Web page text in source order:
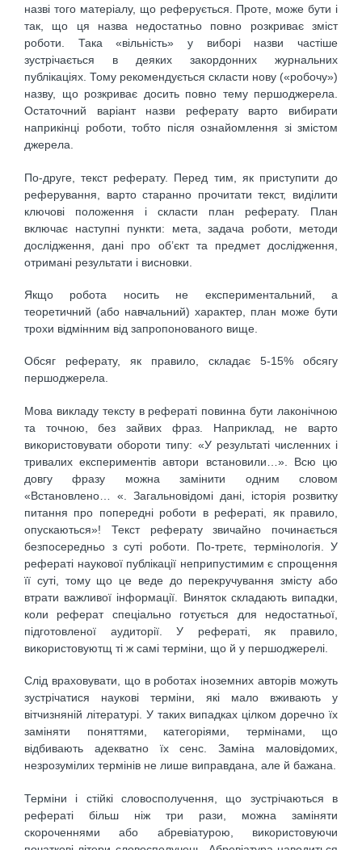
назві того матеріалу, що реферується. Проте, може бути і
так, що ця назва недостатньо повно розкриває зміст
роботи. Така «вільність» у виборі назви частіше
зустрічається в деяких закордонних журнальних
публікаціях. Тому рекомендується скласти нову («робочу»)
назву, що розкриває досить повно тему першоджерела.
Остаточний варіант назви реферату варто вибирати
наприкінці роботи, тобто після ознайомлення зі змістом
джерела.
По-друге, текст реферату. Перед тим, як приступити до
реферування, варто старанно прочитати текст, виділити
ключові положення і скласти план реферату. План
включає наступні пункти: мета, задача роботи, методи
дослідження, дані про об’єкт та предмет дослідження,
отримані результати і висновки.
Якщо робота носить не експериментальний, а
теоретичний (або навчальний) характер, план може бути
трохи відмінним від запропонованого вище.
Обсяг реферату, як правило, складає 5-15% обсягу
першоджерела.
Мова викладу тексту в рефераті повинна бути лаконічною
та точною, без зайвих фраз. Наприклад, не варто
використовувати обороти типу: «У результаті численних і
тривалих експериментів автори встановили…». Всю цю
довгу фразу можна замінити одним словом
«Встановлено… «. Загальновідомі дані, історія розвитку
питання про попередні роботи в рефераті, як правило,
опускаються»! Текст реферату звичайно починається
безпосередньо з суті роботи. По-третє, термінологія. У
рефераті наукової публікації неприпустимим є спрощення
її суті, тому що це веде до перекручування змісту або
втрати важливої інформації. Виняток складають випадки,
коли реферат спеціально готується для недостатньої,
підготовленої аудиторії. У рефераті, як правило,
використовуютщ ті ж самі терміни, що й у першоджерелі.
Слід враховувати, що в роботах іноземних авторів можуть
зустрічатися наукові терміни, які мало вживають у
вітчизняній літературі. У таких випадках цілком доречно їх
заміняти поняттями, категоріями, термінами, що
відбивають адекватно їх сенс. Заміна маловідомих,
незрозумілих термінів не лише виправдана, але й бажана.
Терміни і стійкі словосполучення, що зустрічаються в
рефераті більш ніж три рази, можна заміняти
скороченнями або абревіатурою, використовуючи